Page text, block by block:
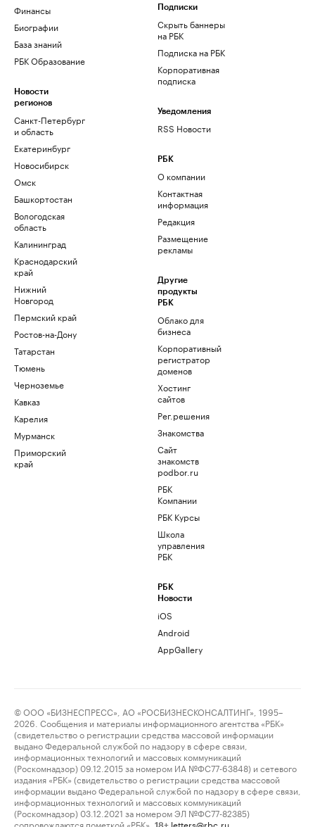
Финансы
Биографии
База знаний
РБК Образование
Новости
регионов
Санкт-Петербург
и область
Екатеринбург
Новосибирск
Омск
Башкортостан
Вологодская
область
Калининград
Краснодарский
край
Нижний
Новгород
Пермский край
Ростов-на-Дону
Татарстан
Тюмень
Черноземье
Кавказ
Карелия
Мурманск
Приморский
край
Подписки
Скрыть баннеры
на РБК
Подписка на РБК
Корпоративная
подписка
Уведомления
RSS Новости
РБК
О компании
Контактная
информация
Редакция
Размещение
рекламы
Другие
продукты
РБК
Облако для
бизнеса
Корпоративный
регистратор
доменов
Хостинг
сайтов
Рег.решения
Знакомства
Сайт
знакомств
podbor.ru
РБК
Компании
РБК Курсы
Школа
управления
РБК
РБК
Новости
iOS
Android
AppGallery
© ООО «БИЗНЕСПРЕСС», АО «РОСБИЗНЕСКОНСАЛТИНГ», 1995–
2026. Сообщения и материалы информационного агентства «РБК»
(свидетельство о регистрации средства массовой информации
выдано Федеральной службой по надзору в сфере связи,
информационных технологий и массовых коммуникаций
(Роскомнадзор) 09.12.2015 за номером ИА №ФС77-63848) и сетевого
издания «РБК» (свидетельство о регистрации средства массовой
информации выдано Федеральной службой по надзору в сфере связи,
информационных технологий и массовых коммуникаций
(Роскомнадзор) 03.12.2021 за номером ЭЛ №ФС77-82385)
сопровождаются пометкой «РБК».
letters@rbc.ru